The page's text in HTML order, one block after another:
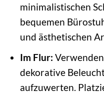
minimalistischen
bequemen
und ästhetischen
Im Flur:
dekorative
aufzuwerten.